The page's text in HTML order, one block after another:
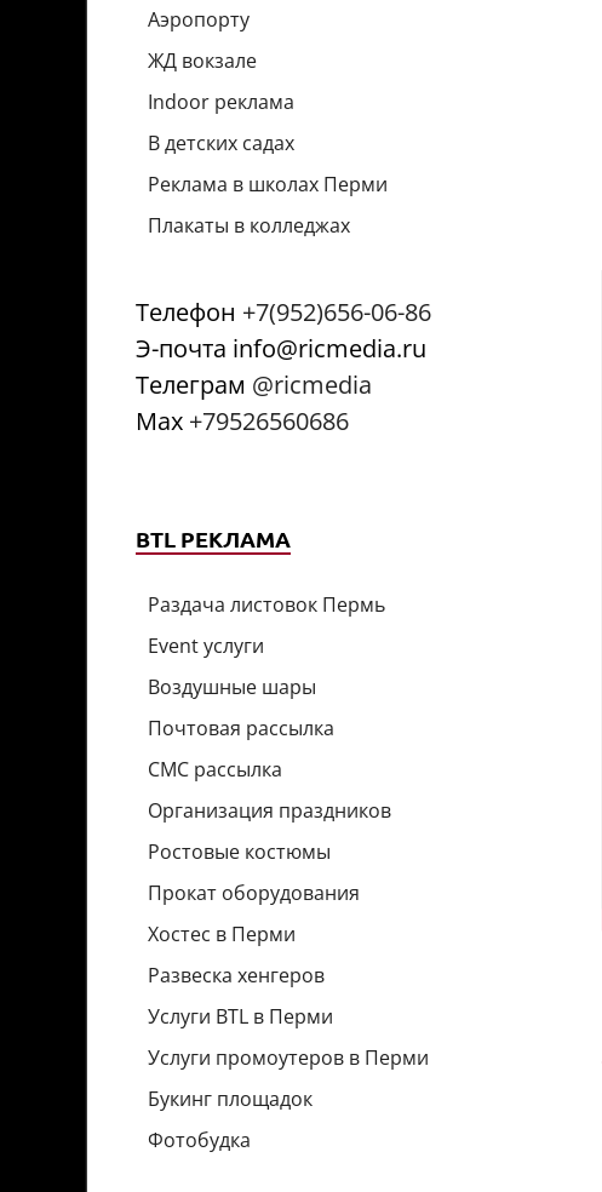
Аэропорту
ЖД вокзале
Indoor реклама
В детских садах
Реклама в школах Перми
Плакаты в колледжах
Телефон +7(952)656-06-86
Э-почта info@ricmedia.ru
Телеграм @ricmedia
Мах +79526560686
BTL РЕКЛАМА
Раздача листовок Пермь
Event услуги
Воздушные шары
Почтовая рассылка
СМС рассылка
Организация праздников
Ростовые костюмы
Прокат оборудования
Хостес в Перми
Развеска хенгеров
Услуги BTL в Перми
Услуги промоутеров в Перми
Букинг площадок
Фотобудка